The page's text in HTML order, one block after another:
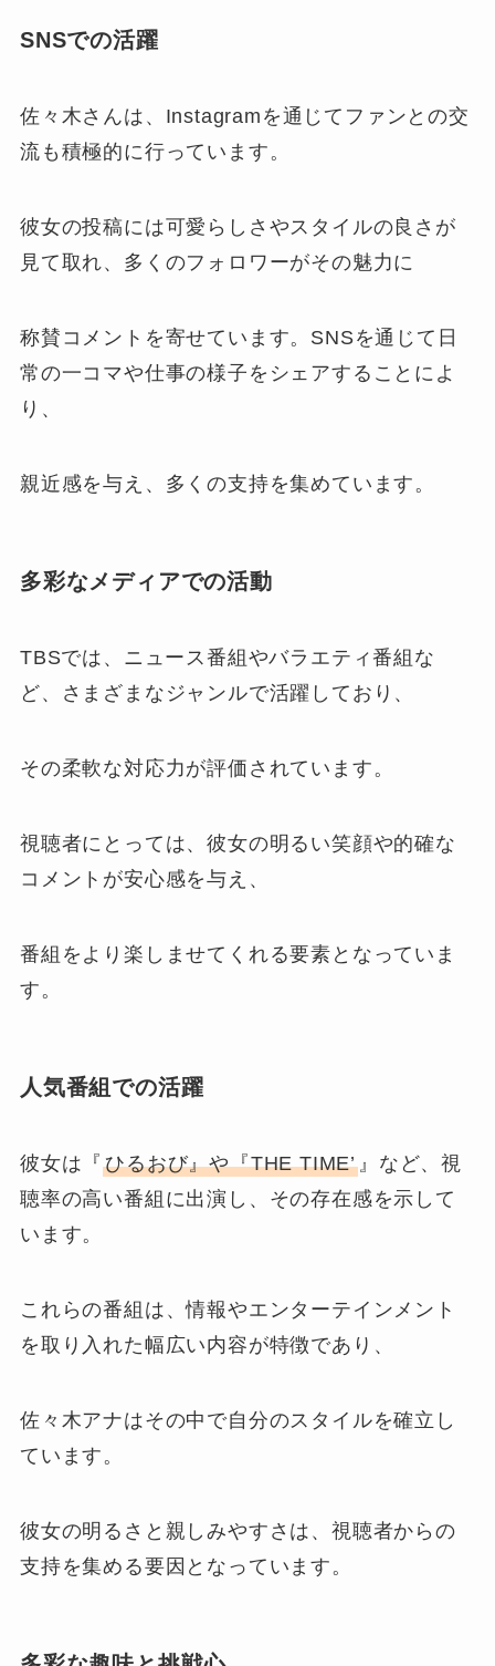
SNSでの活躍
佐々木さんは、Instagramを通じてファンとの交
流も積極的に行っています。
彼女の投稿には可愛らしさやスタイルの良さが
見て取れ、多くのフォロワーがその魅力に
称賛コメントを寄せています。SNSを通じて日
常の一コマや仕事の様子をシェアすることによ
り、
親近感を与え、多くの支持を集めています。
多彩なメディアでの活動
TBSでは、ニュース番組やバラエティ番組な
ど、さまざまなジャンルで活躍しており、
その柔軟な対応力が評価されています。
視聴者にとっては、彼女の明るい笑顔や的確な
コメントが安心感を与え、
番組をより楽しませてくれる要素となっていま
す。
人気番組での活躍
彼女は『ひるおび』や『THE TIME’』など、視
聴率の高い番組に出演し、その存在感を示して
います。
これらの番組は、情報やエンターテインメント
を取り入れた幅広い内容が特徴であり、
佐々木アナはその中で自分のスタイルを確立し
ています。
彼女の明るさと親しみやすさは、視聴者からの
支持を集める要因となっています。